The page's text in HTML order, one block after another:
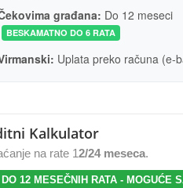
građana: Do 12 meseci
BESKAMATNO DO 6 RATA
Uplata preko računa (e-
Kalkulator
na rate 12/24 meseca.
12 MESEČNIH RATA - MOGUĆE